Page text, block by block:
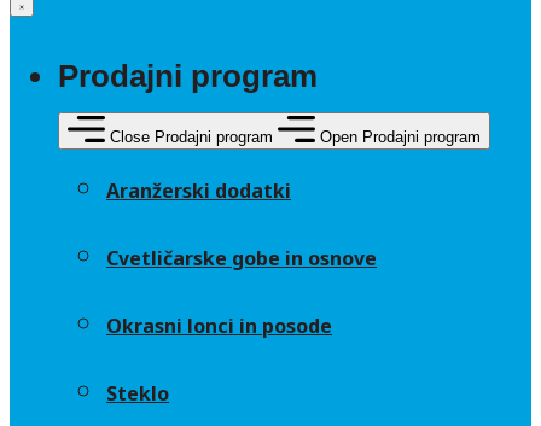
Prodajni program
Close Prodajni program Open Prodajni program
Aranžerski dodatki
Cvetličarske gobe in osnove
Okrasni lonci in posode
Steklo